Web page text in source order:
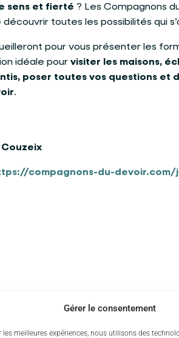
Gérer le consentement
les meilleures expériences, nous utilisons des
sens et fierté ? Les Compagnons
toutes les possibilités qui
pour vous présenter les
idéale pour visiter les maisons,
poser toutes vos questions et
.
Couzeix
compagnons-du-